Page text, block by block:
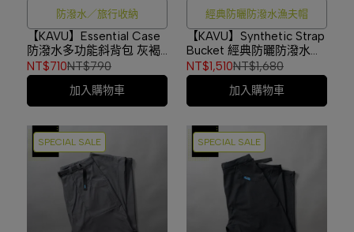
防潑水／旅行收納
【KAVU】Essential Case
防潑水多功能斜背包 灰褐
高線 #9297
NT$710NT$790
加入購物車
經典防曬防潑水漁夫帽
【KAVU】Synthetic Strap
Bucket 經典防曬防潑水漁
夫帽 暴風啤酒 #105
NT$1,510NT$1,680
加入購物車
SPECIAL SALE SPECIAL SALE